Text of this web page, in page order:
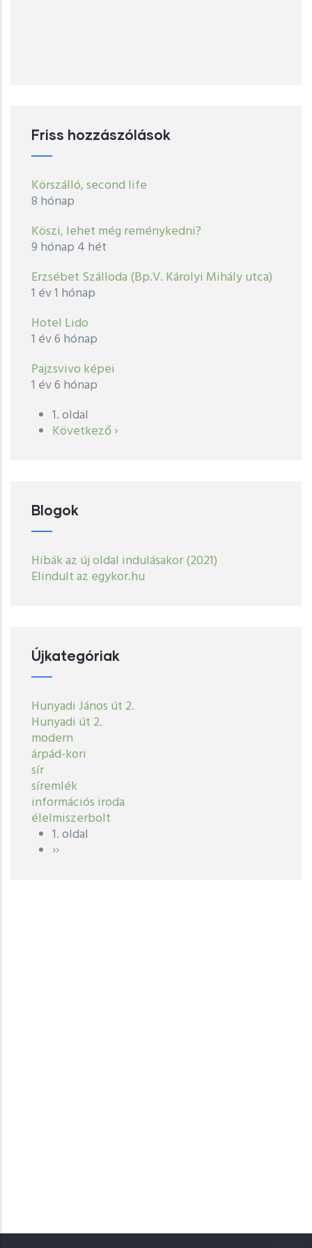
Friss hozzászólások
Körszálló, second life
8 hónap
Köszi, lehet még reménykedni?
9 hónap 4 hét
Erzsébet Szálloda (Bp.V. Károlyi Mihály utca)
1 év 1 hónap
Hotel Lido
1 év 6 hónap
Pajzsvivo képei
1 év 6 hónap
Oldalszámozás
1. oldal
Következő
Következő ›
Blogok
Hibák az új oldal indulásakor (2021)
Elindult az egykor.hu
Újkategóriak
Hunyadi János út 2.
Hunyadi út 2.
modern
árpád-kori
sír
síremlék
információs iroda
élelmiszerbolt
Oldalszámozás
1. oldal
Következő
››